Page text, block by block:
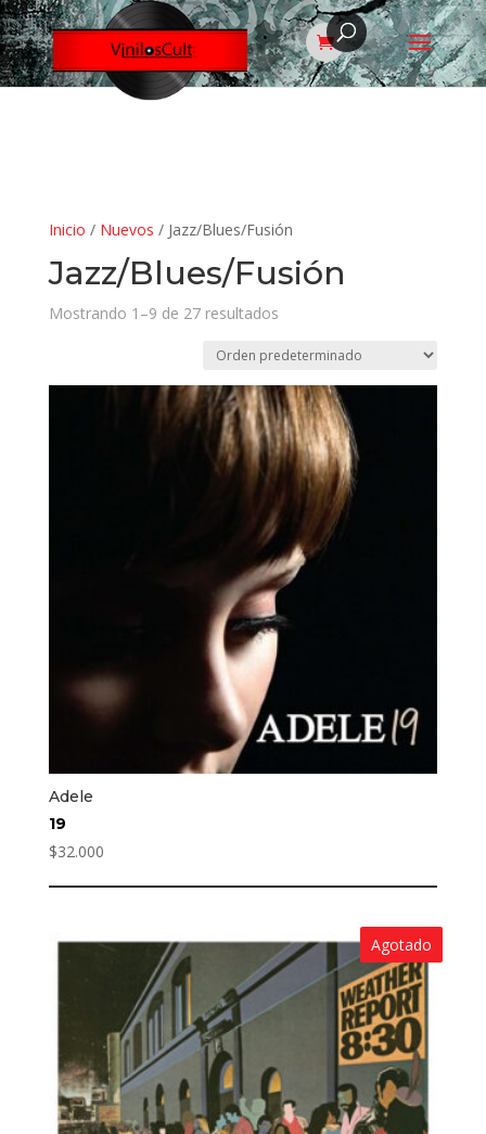
Inicio / Nuevos / Jazz/Blues/Fusión
Jazz/Blues/Fusión
Mostrando 1–9 de 27 resultados
Adele
19
$32.000
Agotado